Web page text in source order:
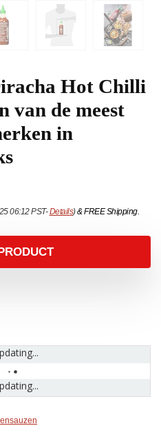
Hot Chilli
van de meest
in
06:12 PST-Details)&FREE Shipping.